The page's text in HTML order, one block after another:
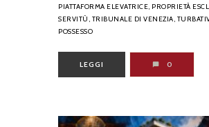
PIATTAFORMA ELEVATRICE, PROPRIETÀ
SERVITÙ, TRIBUNALE DI VENEZIA,
POSSESSO
LEGGI 0